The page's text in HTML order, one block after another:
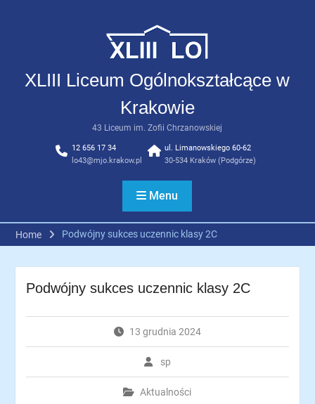
XLIII Liceum Ogólnokształcące w
Krakowie
43 Liceum im. Zofii Chrzanowskiej
12 656 17 34
lo43@mjo.krakow.pl
ul. Limanowskiego 60-62
30-534 Kraków (Podgórze)
Menu
Home Podwójny sukces uczennic klasy 2C
Podwójny sukces uczennic klasy 2C
13 grudnia 2024
sp
Aktualności